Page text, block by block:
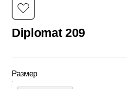
Diplomat 209
Размер